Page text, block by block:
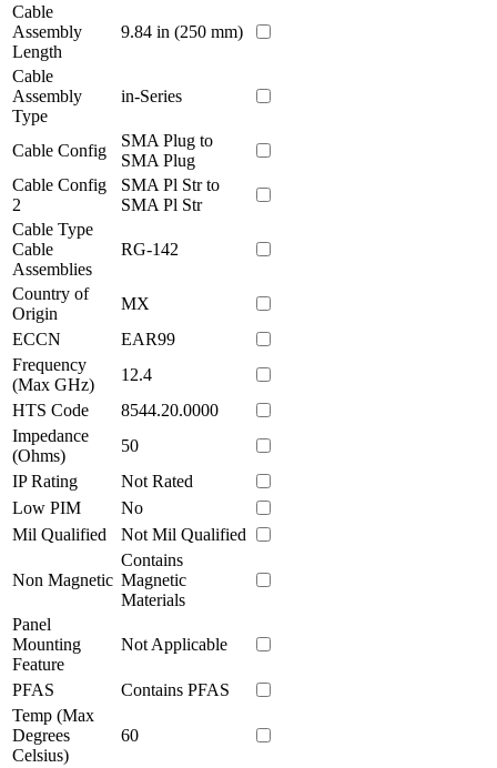
Cable
Assembly
Length
9.84 in (250 mm)
Cable
Assembly
Type
in-Series
Cable Config
SMA Plug to
SMA Plug
Cable Config
2
SMA Pl Str to
SMA Pl Str
Cable Type
Cable
Assemblies
RG-142
Country of
Origin
MX
ECCN
EAR99
Frequency
(Max GHz)
12.4
HTS Code
8544.20.0000
Impedance
(Ohms)
50
IP Rating
Not Rated
Low PIM
No
Mil Qualified
Not Mil Qualified
Non Magnetic
Contains
Magnetic
Materials
Panel
Mounting
Feature
Not Applicable
PFAS
Contains PFAS
Temp (Max
Degrees
Celsius)
60